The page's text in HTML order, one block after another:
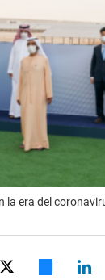
la era del